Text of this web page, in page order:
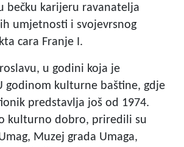
bečku karijeru ravanatelja
umjetnosti i svojevrsnog
cara Franje I.
u godini koja je
godinom kulturne baštine, gdje
predstavlja još od 1974.
kulturno dobro, priredili su
Muzej grada Umaga,